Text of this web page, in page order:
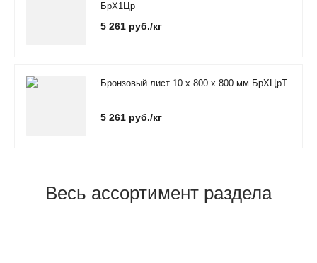
БрХ1Цр
5 261 руб./кг
Бронзовый лист 10 х 800 х 800 мм БрХЦрТ
5 261 руб./кг
Весь ассортимент раздела